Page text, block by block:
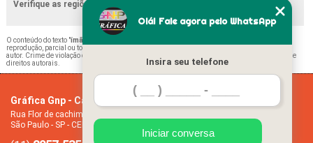
Verifique as regiões que atendemos
O conteúdo do texto "ímã de Geladeira Natalino Belém
reprodução, parcial ou total, mesmo citando nossos links, é proibida sem a autorização do
autor. Crime de violação de direito autoral – artigo 184 do Código Penal –
Lei 9610/98 - Lei de
direitos autorais
Gráfica Gnp - Cartão de visita
Rua Flor de cachimbo, 274 - Jardim Santana
São Paulo - SP - CEP: 08050-040
Missão
Olá! Fale agora pelo WhatsApp
Insira seu telefone
Iniciar conversa